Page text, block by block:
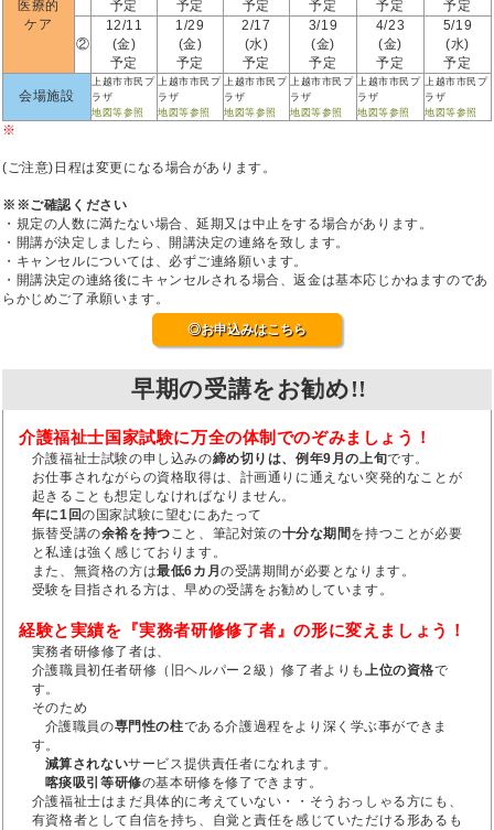
医療的
ケア
予定 予定 予定 予定 予定 予定
②
12/11
(金)
予定
1/29
(金)
予定
2/17
(水)
予定
3/19
(金)
予定
4/23
(金)
予定
5/19
(水)
予定
会場施設
上越市市民プ
ラザ
地図等参照
上越市市民プ
ラザ
地図等参照
上越市市民プ
ラザ
地図等参照
上越市市民プ
ラザ
地図等参照
上越市市民プ
ラザ
地図等参照
上越市市民プ
ラザ
地図等参照
※
(ご注意)日程は変更になる場合があります。
※※ご確認ください
・規定の人数に満たない場合、延期又は中止をする場合があります。
・開講が決定しましたら、開講決定の連絡を致します。
・キャンセルについては、必ずご連絡願います。
・開講決定の連絡後にキャンセルされる場合、返金は基本応じかねますのであ
らかじめご了承願います。
◎お申込みはこちら
早期の受講をお勧め!!
介護福祉士国家試験に万全の体制でのぞみましょう！
介護福祉士試験の申し込みの締め切りは、例年9月の上旬です。
お仕事されながらの資格取得は、計画通りに通えない突発的なことが
起きることも想定しなければなりません。
年に1回の国家試験に望むにあたって
振替受講の余裕を持つこと、筆記対策の十分な期間を持つことが必要
と私達は強く感じております。
また、無資格の方は最低6カ月の受講期間が必要となります。
受験を目指される方は、早めの受講をお勧めしています。
経験と実績を『実務者研修修了者』の形に変えましょう！
実務者研修修了者は、
介護職員初任者研修（旧ヘルパー２級）修了者よりも上位の資格で
す。
そのため
介護職員の専門性の柱である介護過程をより深く学ぶ事ができま
す。
減算されないサービス提供責任者になれます。
喀痰吸引等研修の基本研修を修了できます。
介護福祉士はまだ具体的に考えていない・・そうおっしゃる方にも、
有資格者として自信を持ち、自覚と責任を感じていただける形あるも